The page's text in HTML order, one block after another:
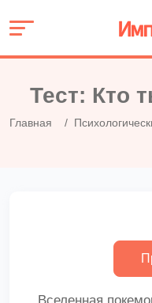
Тест: Кто
Главная